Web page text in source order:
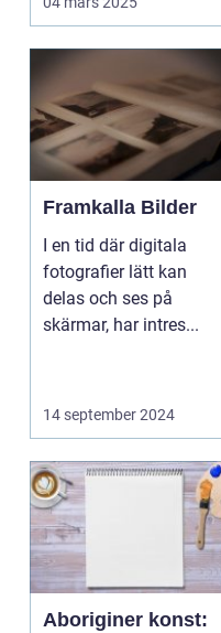
Framkalla Bilder
I en tid där digitala
fotografier lätt kan
delas och ses på
skärmar, har intres...
14 september 2024
Aboriginer konst: